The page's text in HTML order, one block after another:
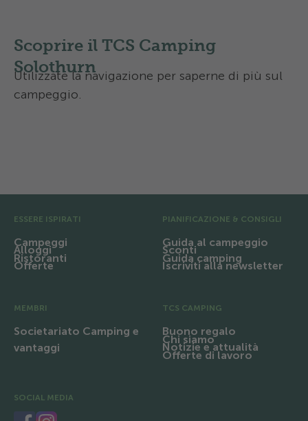
Scoprire il TCS Camping
Solothurn
Utilizzate la navigazione per saperne di più sul
campeggio.
ESSERE ISPIRATI
Campeggi
Alloggi
Ristoranti
Offerte
PIANIFICAZIONE & CONSIGLI
Guida al campeggio
Sconti
Guida camping
Iscriviti alla newsletter
MEMBRI
Societariato Camping e
vantaggi
TCS CAMPING
Buono regalo
Chi siamo
Notizie e attualità
Offerte di lavoro
SOCIAL MEDIA